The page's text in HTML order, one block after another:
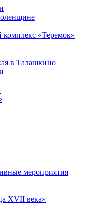
«Теремок»
в Талашкино
мероприятия
XVII века»